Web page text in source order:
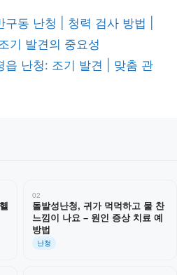
동 난청 | 청력 검사 방법 |
기 발견의 중요성
읍 난청: 조기 발견 | 맞춤 관
02
돌발성난청, 귀가 먹먹하고 물 찬
느낌이 나요 – 원인 증상 치료 예
방법
난청